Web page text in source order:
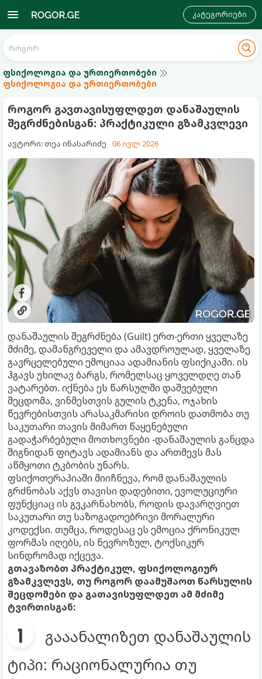
კატეგორიები
ფსიქოლოგია და ურთიერთობები
ფსიქოლოგია და ურთიერთობები
როგორ გავთავისუფლდეთ დანაშაულის
შეგრძნებისგან: პრაქტიკული გზამკვლევი
ავტორი: თეა ინასარიძე 06 ივლ 2026
დანაშაულის შეგრძნება (Guilt) ერთ-ერთი ყველაზე
მძიმე, დამანგრეველი და ამავდროულად, ყველაზე
გავრცელებული ემოციაა ადამიანის ფსიქიკაში. ის
ჰგავს უხილავ ბარგს, რომელსაც ყოველდღე თან
ვატარებთ. იქნება ეს წარსულში დაშვებული
შეცდომა, ვინმესთვის გულის ტკენა, ოჯახის
წევრებისთვის არასაკმარისი დროის დათმობა თუ
საკუთარი თავის მიმართ წაყენებული
გადაჭარბებული მოთხოვნები -დანაშაულის განცდა
შიგნიდან ფიტავს ადამიანს და ართმევს მას
აწმყოთი ტკბობის უნარს.
ფსიქოთერაპიაში მიიჩნევა, რომ დანაშაულის
გრძნობას აქვს თავისი დადებითი, ევოლუციური
ფუნქციაც ის გვკარნახობს, როდის დავარღვიეთ
საკუთარი თუ საზოგადოებრივი მორალური
კოდექსი. თუმცა, როდესაც ეს ემოცია ქრონიკულ
ფორმას იღებს, ის ნევროზულ, ტოქსიკურ
სინდრომად იქცევა.
გთავაზობთ პრაქტიკულ, ფსიქოლოგიურ
გზამკვლევს, თუ როგორ დაამუშაოთ წარსულის
შეცდომები და გათავისუფლდეთ ამ მძიმე
ტვირთისგან:
გააანალიზეთ დანაშაულის
ტიპი: რაციონალურია თუ